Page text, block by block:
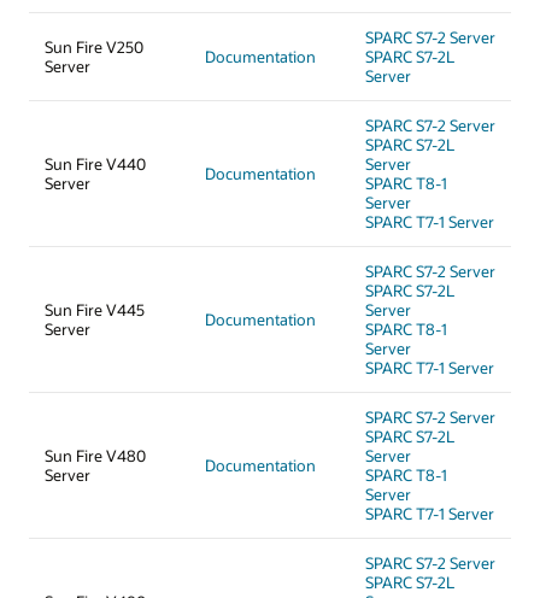
Sun Fire V250
Server
Documentation
SPARC S7-2 Server
SPARC S7-2L
Server
Sun Fire V440
Server
Documentation
SPARC S7-2 Server
SPARC S7-2L
Server
SPARC T8-1
Server
SPARC T7-1 Server
Sun Fire V445
Server
Documentation
SPARC S7-2 Server
SPARC S7-2L
Server
SPARC T8-1
Server
SPARC T7-1 Server
Sun Fire V480
Server
Documentation
SPARC S7-2 Server
SPARC S7-2L
Server
SPARC T8-1
Server
SPARC T7-1 Server
SPARC S7-2 Server
SPARC S7-2L